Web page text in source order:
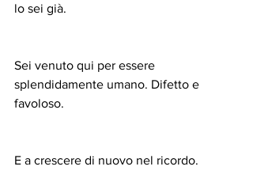
lo sei già.
Sei venuto qui per essere
splendidamente umano. Difetto e
favoloso.
E a crescere di nuovo nel ricordo.